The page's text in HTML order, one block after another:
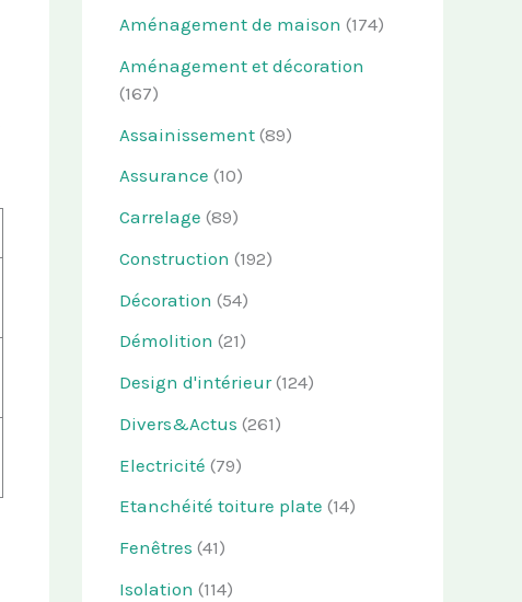
Aménagement de maison (174)
Aménagement et décoration
(167)
Assainissement (89)
Assurance (10)
Carrelage (89)
Construction (192)
Décoration (54)
Démolition (21)
Design d'intérieur(124)
Divers&Actus (261)
Electricité (79)
Etanchéité toiture plate (14)
Fenêtres (41)
Isolation (114)